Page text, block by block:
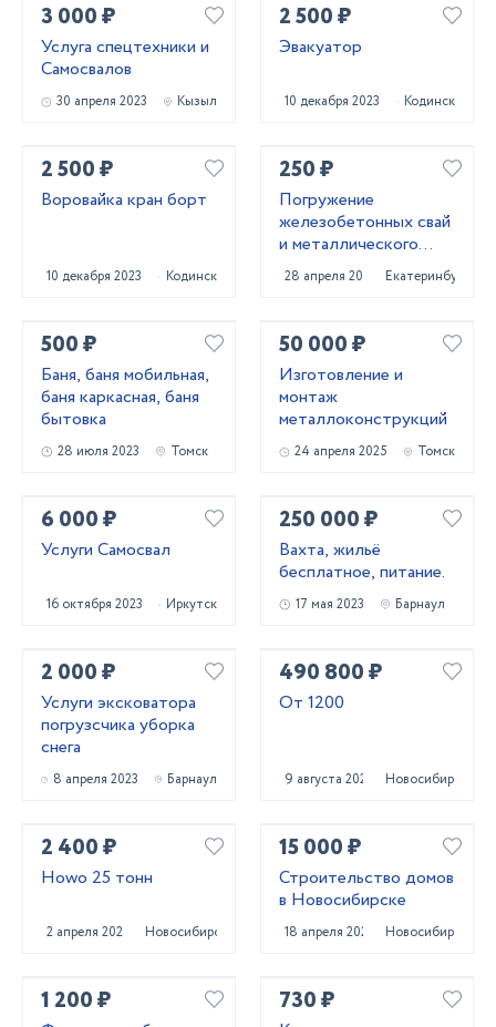
3 000 ₽
Услуга спецтехники и
Самосвалов
30 апреля 2023 Кызыл
2 500 ₽
Эвакуатор
10 декабря 2023 Кодинск
2 500 ₽
Воровайка кран борт
10 декабря 2023 Кодинск
250 ₽
Погружение
железобетонных свай
и металлического
шпунта аренда
сваебоя
28 апреля 2022 Екатеринбург
500 ₽
Баня, баня мобильная,
баня каркасная, баня
бытовка
28 июля 2023 Томск
50 000 ₽
Изготовление и
монтаж
металлоконструкций
24 апреля 2025 Томск
6 000 ₽
Услуги Самосвал
16 октября 2023 Иркутск
250 000 ₽
Вахта, жильё
бесплатное, питание.
17 мая 2023 Барнаул
2 000 ₽
Услуги эксковатора
погрузсчика уборка
снега
8 апреля 2023 Барнаул
490 800 ₽
От 1200
9 августа 2024 Новосибирск
2 400 ₽
Howo 25 тонн
2 апреля 2024 Новосибирск
15 000 ₽
Строительство домов
в Новосибирске
18 апреля 2023 Новосибирск
1 200 ₽ 730 ₽